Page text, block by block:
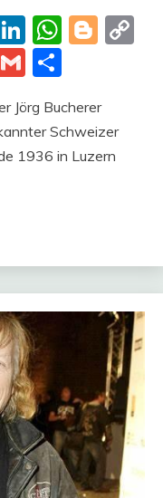
LinkedIn
Gmail
Jörg Bucherer
Schweizer
1936 in Luzern